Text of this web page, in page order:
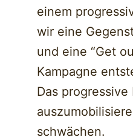
einem
wir eine
und eine “Get
Kampagne
Das progressive
schwächen.